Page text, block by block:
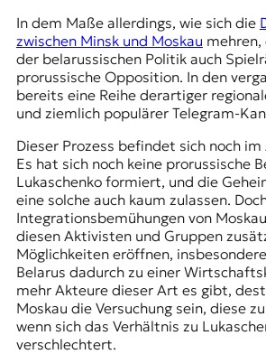
In dem Maße allerdings, wie sich die
zwischen Minsk und Moskau mehren,
der belarussischen Politik auch
prorussische Opposition. In den
bereits eine Reihe derartiger
und ziemlich populärer Telegram-
Dieser Prozess befindet sich noch
Es hat sich noch keine prorussische
Lukaschenko formiert, und die
eine solche auch kaum zulassen.
Integrationsbemühungen von
diesen Aktivisten und Gruppen
Möglichkeiten eröffnen,
Belarus dadurch zu einer
mehr Akteure dieser Art es gibt,
Moskau die Versuchung sein, diese
wenn sich das Verhältnis zu
verschlechtert.